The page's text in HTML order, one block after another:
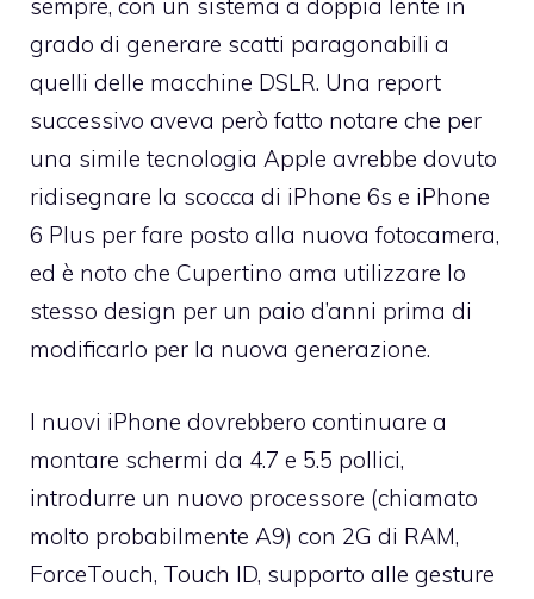
sempre, con un sistema a doppia lente in
grado di generare scatti paragonabili a
quelli delle macchine DSLR. Una report
successivo aveva però fatto notare che per
una simile tecnologia Apple avrebbe dovuto
ridisegnare la scocca di iPhone 6s e iPhone
6 Plus per fare posto alla nuova fotocamera,
ed è noto che Cupertino ama utilizzare lo
stesso design per un paio d’anni prima di
modificarlo per la nuova generazione.
I nuovi iPhone dovrebbero continuare a
montare schermi da 4.7 e 5.5 pollici,
introdurre un nuovo processore (chiamato
molto probabilmente A9) con 2G di RAM,
ForceTouch, Touch ID, supporto alle gesture